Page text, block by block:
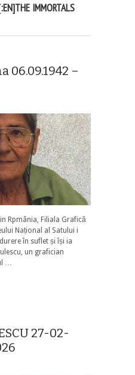
IMMORTALS
06.09.1942 –
Rpmânia, Filiala Grafică
Național al Satului i
în suflet și își ia
un grafician
…
27-02-